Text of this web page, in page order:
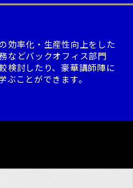
効率化・生産性向上をした
などバックオフィス部門
検討したり、豪華講師陣に
ぶことができます。